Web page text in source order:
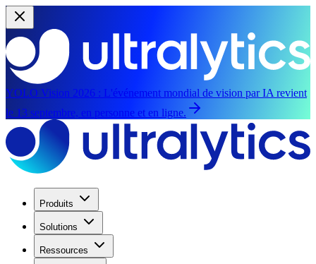
YOLO Vision 2026 : L'événement mondial de vision par IA revient
le 13 septembre, en personne et en ligne.
Produits
Solutions
Ressources